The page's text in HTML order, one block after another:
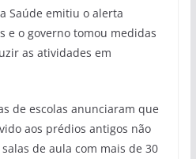
Saúde emitiu o alerta
e o governo tomou medidas
as atividades em
de escolas anunciaram que
aos prédios antigos não
de aula com mais de 30